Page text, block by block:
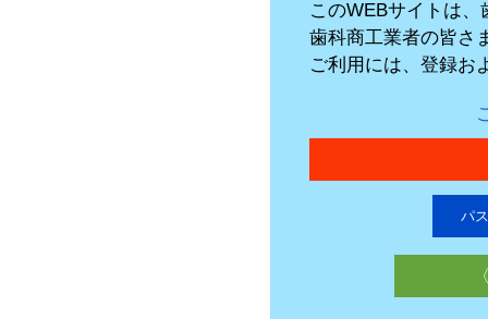
このWEBサイトは
歯科商工業者の皆さ
ご利用には、登録お
パ